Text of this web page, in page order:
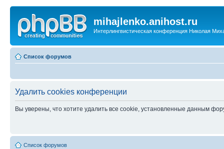
mihajlenko.anihost.ru
Интерлингвистическая конференция Николая
Список форумов
Удалить cookies конференции
Вы уверены, что хотите удалить все cookie, установленные данным
Список форумов